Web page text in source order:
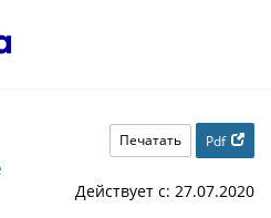
Печатать Pdf
Действует с: 27.07.2020